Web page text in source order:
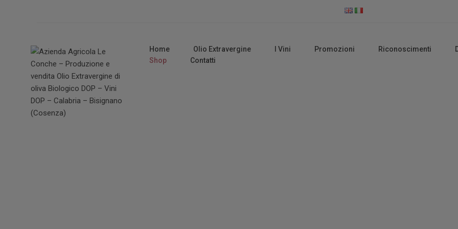
Home Olio Extravergine I Vini Promozioni Riconoscimenti
Shop
Contatti